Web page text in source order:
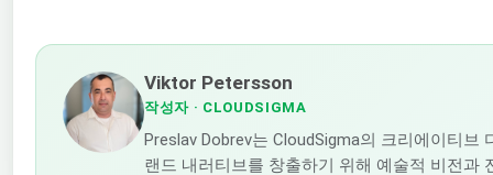
Viktor Petersson
작성자· CLOUDSIGMA
Preslav Dobrev는 CloudSigma의 크리에이티
랜드 내러티브를 창출하기 위해 예술적 비전과